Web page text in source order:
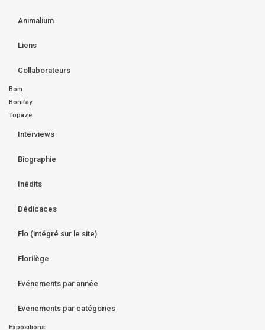
Animalium
Liens
Collaborateurs
Bom
Bonifay
Topaze
Interviews
Biographie
Inédits
Dédicaces
Flo (intégré sur le site)
Florilège
Evénements par année
Evenements par catégories
Expositions